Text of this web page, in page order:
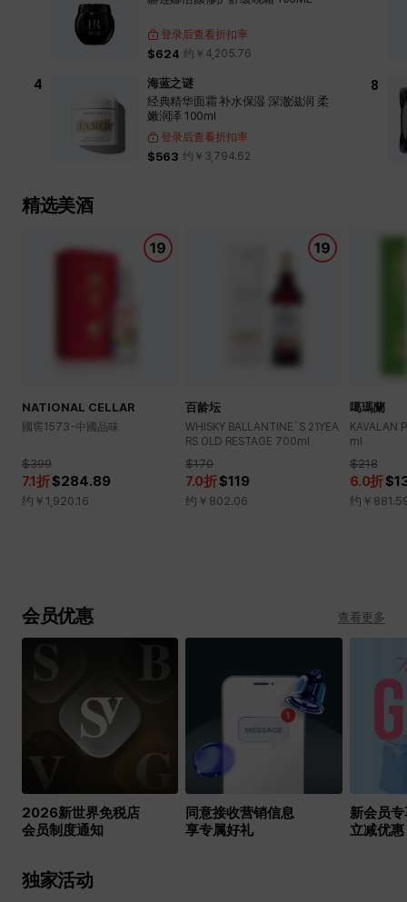
登录后查看折扣率
$624 约￥ 4,205.76
海蓝之谜
经典精华面霜 补水保湿 深澈滋润 柔
嫩润泽 100ml
登录后查看折扣率
$563 约￥ 3,794.62
精选美酒
NATIONAL CELLAR
國窖1573-中國品味
$399
7.1折$284.89
约￥ 1,920.16
百龄坛
WHISKY BALLANTINE`S 21YEA
RS OLD RESTAGE 700ml
$170
7.0折$119
约￥ 802.06
噶瑪蘭
KAVALAN
ml
$218
6.0折
约￥
会员优惠 查看更多
2026新世界免税店
会员制度通知
同意接收营销信息
享专属好礼
新会员专
立减优惠
独家活动